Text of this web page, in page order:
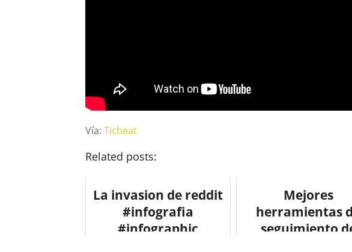
Vía: Ticbeat
Related posts:
La invasion de reddit
#infografia
#infographic
Mejores
herramientas
seguimiento